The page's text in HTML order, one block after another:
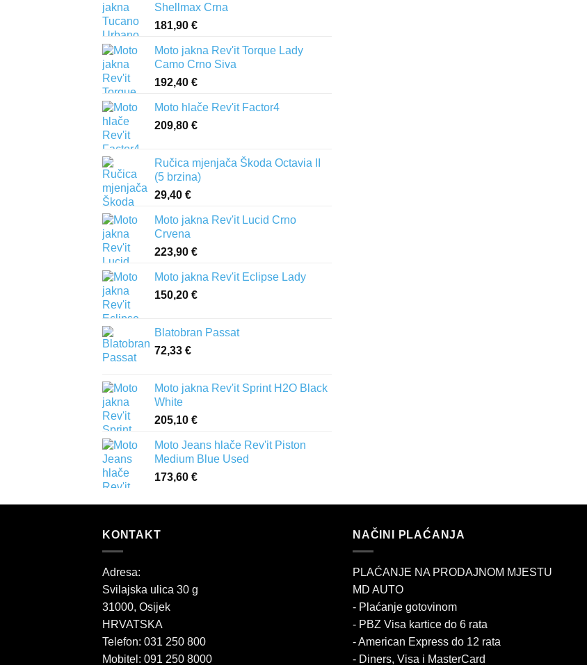
Shellmax Crna
181,90 €
Moto jakna Rev'it Torque Lady
Camo Crno Siva
192,40 €
Moto hlače Rev'it Factor4
209,80 €
Ručica mjenjača Škoda Octavia II
(5 brzina)
29,40 €
Moto jakna Rev'it Lucid Crno
Crvena
223,90 €
Moto jakna Rev'it Eclipse Lady
150,20 €
Blatobran Passat
72,33 €
Moto jakna Rev'it Sprint H2O Black
White
205,10 €
Moto Jeans hlače Rev'it Piston
Medium Blue Used
173,60 €
KONTAKT
Adresa:
Svilajska ulica 30 g
31000, Osijek
HRVATSKA
Telefon: 031 250 800
Mobitel: 091 250 8000
NAČINI PLAĆANJA
PLAĆANJE NA PRODAJNOM MJESTU
MD AUTO
- Plaćanje gotovinom
- PBZ Visa kartice do 6 rata
- American Express do 12 rata
- Diners, Visa i MasterCard